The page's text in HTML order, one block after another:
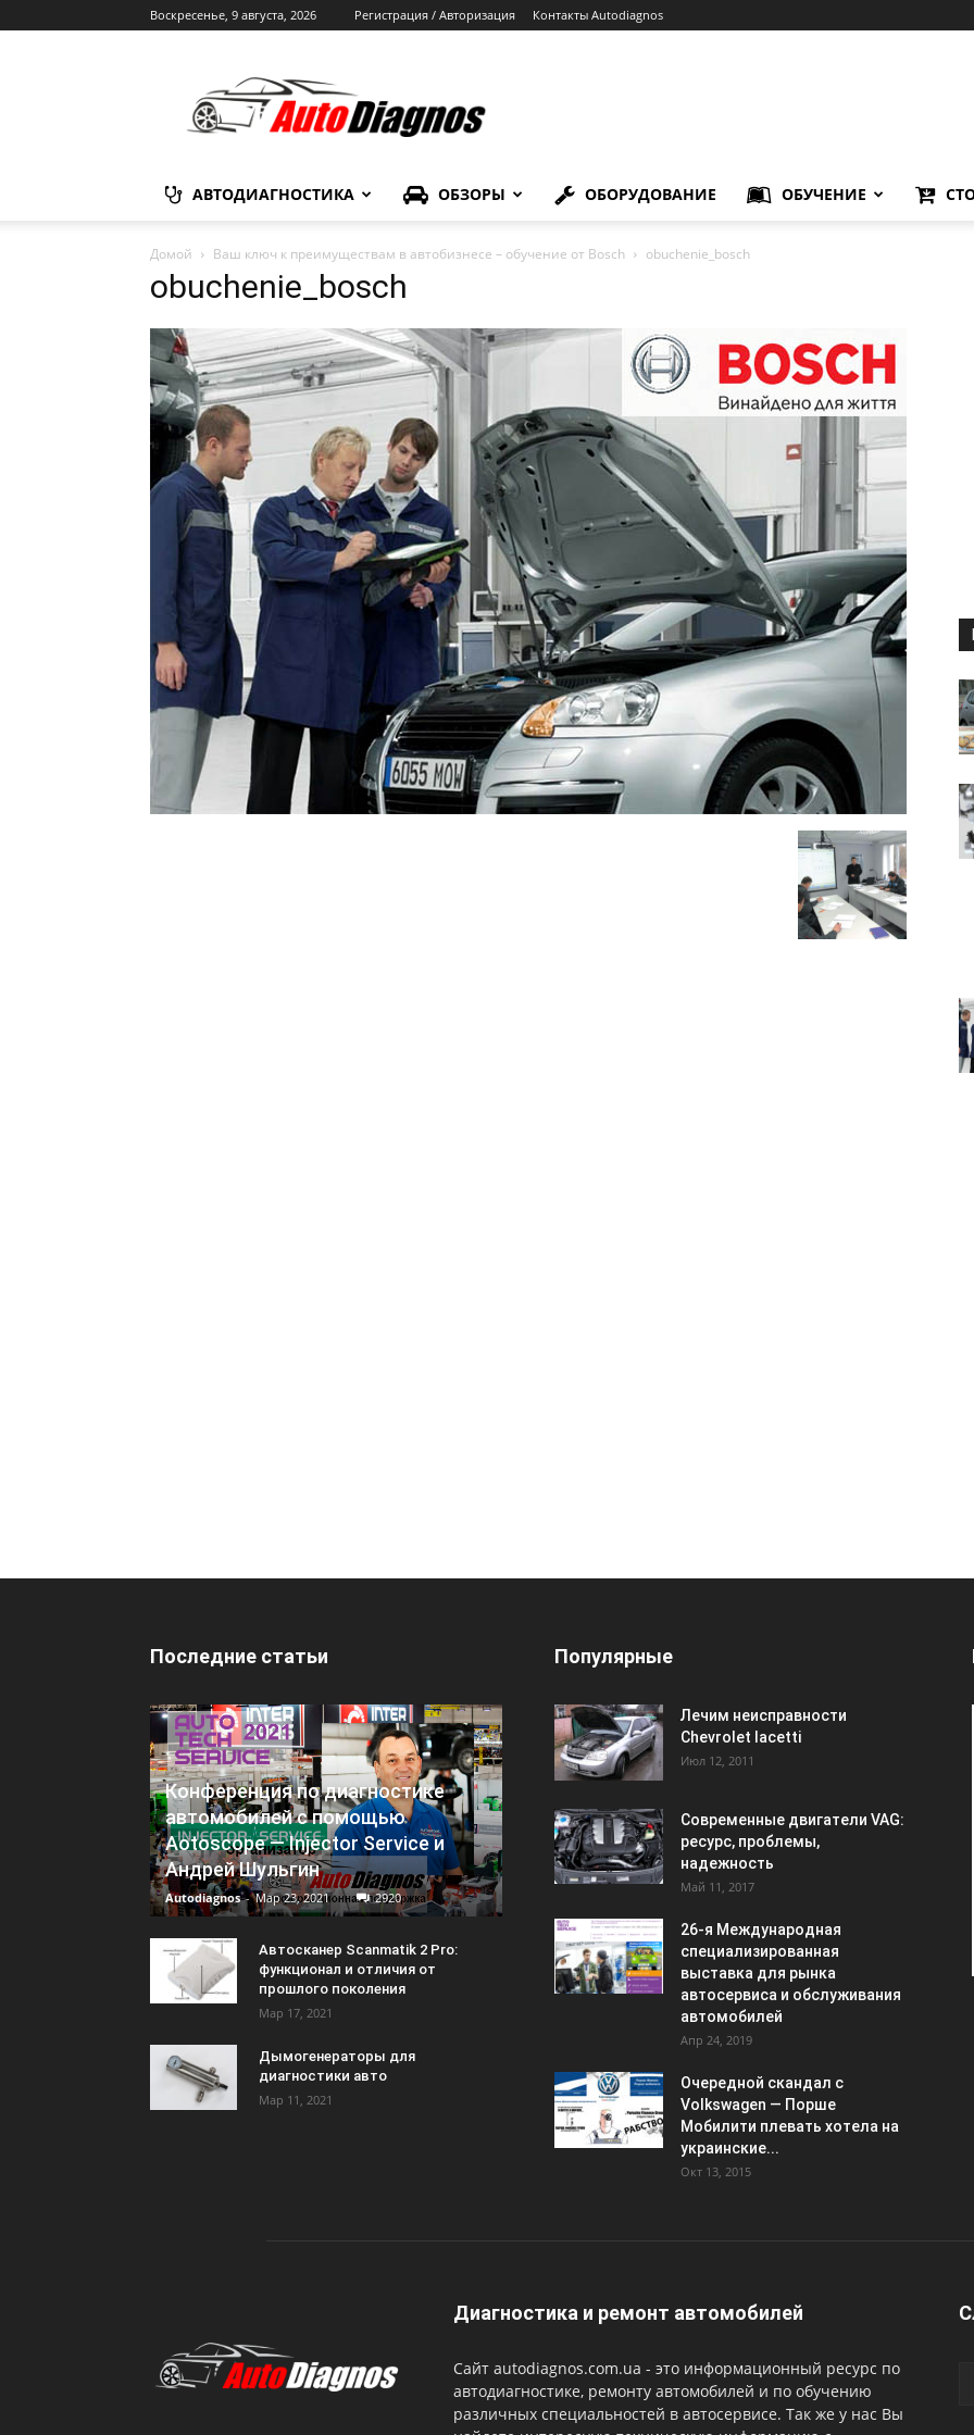
Воскресенье, 9 августа, 2026 Регистрация / Авторизация Контакты Autodiagnos
АВТОДИАГНОСТИКА ОБЗОРЫ ОБОРУДОВАНИЕ ОБУЧЕНИЕ
Домой Ваш ключ к преимуществам в автобизнесе – обучение от Bosch obuchenie_bosch
obuchenie_bosch
Последние статьи
Конференция по диагностике
автомобилей с помощью
Aotoscope — Injector Service и
Андрей Шульгин
Autodiagnos - Мар 23, 2021 2920
Автосканер Scanmatik 2 Pro:
функционал и отличия от
прошлого поколения
Мар 17, 2021
Дымогенераторы для
диагностики авто
Мар 11, 2021
Популярные
Лечим неисправности
Chevrolet lacetti
Июл 12, 2011
Современные двигатели VAG:
ресурс, проблемы,
надежность
Май 11, 2017
26-я Международная
специализированная
выставка для рынка
автосервиса и обслуживания
автомобилей
Апр 24, 2019
Очередной скандал с
Volkswagen — Порше
Мобилити плевать хотела на
украинские...
Окт 13, 2015
Диагностика и ремонт автомобилей
Сайт autodiagnos.com.ua - это информационный ресурс по
автодиагностике, ремонту автомобилей и по обучению
различных специальностей в автосервисе. Так же у нас Вы